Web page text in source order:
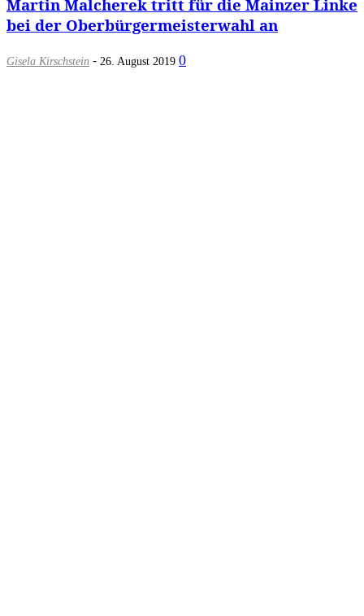
Martin Malcherek tritt für die Mainzer Linke
bei der Oberbürgermeisterwahl an
Gisela Kirschstein - 26. August 2019 0